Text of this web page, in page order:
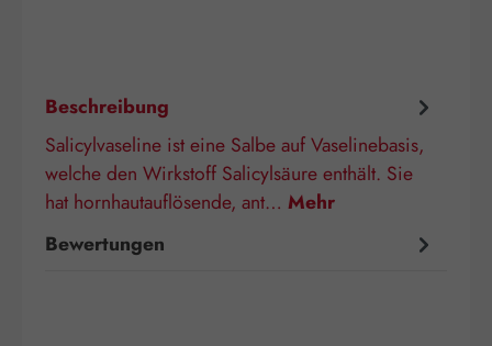
Beschreibung
Salicylvaseline ist eine Salbe auf Vaselinebasis,
welche den Wirkstoff Salicylsäure enthält. Sie
hat hornhautauflösende, ant… Mehr
Bewertungen